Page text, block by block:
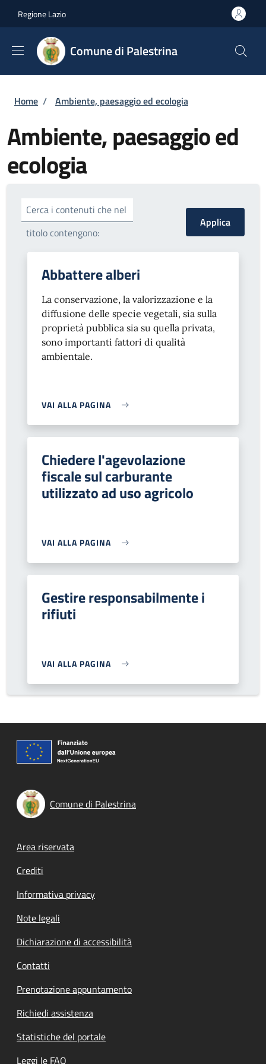
Regione Lazio
Comune di Palestrina
Briciole di pane
Home / Ambiente, paesaggio ed ecologia
Ambiente, paesaggio ed
ecologia
Cerca i contenuti che nel
titolo contengono:
Abbattere alberi
La conservazione, la valorizzazione e la
diffusione delle specie vegetali, sia sulla
proprietà pubblica sia su quella privata,
sono importanti fattori di qualità
ambientale.
VAI ALLA PAGINA
Chiedere l'agevolazione
fiscale sul carburante
utilizzato ad uso agricolo
VAI ALLA PAGINA
Gestire responsabilmente i
rifiuti
VAI ALLA PAGINA
Comune di Palestrina
Footer menu
Area riservata
Crediti
Informativa privacy
Note legali
Dichiarazione di accessibilità
Contatti
Prenotazione appuntamento
Richiedi assistenza
Statistiche del portale
Leggi le FAQ